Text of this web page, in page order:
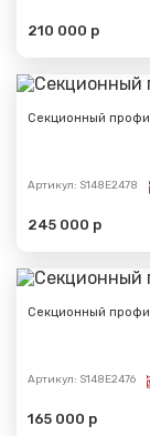
210 000 р
Секционный
Артикул: S148E2478
245 000 р
Секционный
Артикул: S148E2476
165 000 р